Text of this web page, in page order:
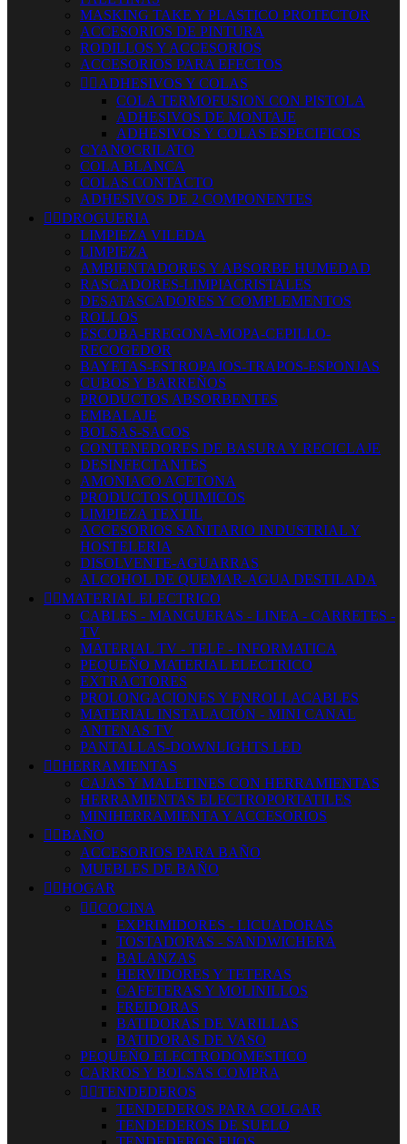
MASKING TAKE Y PLASTICO PROTECTOR
ACCESORIOS DE PINTURA
RODILLOS Y ACCESORIOS
ACCESORIOS PARA EFECTOS
 ADHESIVOS Y COLAS
COLA TERMOFUSION CON PISTOLA
ADHESIVOS DE MONTAJE
ADHESIVOS Y COLAS ESPECIFICOS
CYANOCRILATO
COLA BLANCA
COLAS CONTACTO
ADHESIVOS DE 2 COMPONENTES
 DROGUERIA
LIMPIEZA VILEDA
LIMPIEZA
AMBIENTADORES Y ABSORBE HUMEDAD
RASCADORES-LIMPIACRISTALES
DESATASCADORES Y COMPLEMENTOS
ROLLOS
ESCOBA-FREGONA-MOPA-CEPILLO-
RECOGEDOR
BAYETAS-ESTROPAJOS-TRAPOS-ESPONJAS
CUBOS Y BARREÑOS
PRODUCTOS ABSORBENTES
EMBALAJE
BOLSAS-SACOS
CONTENEDORES DE BASURA Y RECICLAJE
DESINFECTANTES
AMONIACO ACETONA
PRODUCTOS QUIMICOS
LIMPIEZA TEXTIL
ACCESORIOS SANITARIO INDUSTRIAL Y
HOSTELERIA
DISOLVENTE-AGUARRAS
ALCOHOL DE QUEMAR-AGUA DESTILADA
 MATERIAL ELECTRICO
CABLES - MANGUERAS - LINEA - CARRETES -
TV
MATERIAL TV - TELF - INFORMATICA
PEQUEÑO MATERIAL ELECTRICO
EXTRACTORES
PROLONGACIONES Y ENROLLACABLES
MATERIAL INSTALACIÓN - MINI CANAL
ANTENAS TV
PANTALLAS-DOWNLIGHTS LED
 HERRAMIENTAS
CAJAS Y MALETINES CON HERRAMIENTAS
HERRAMIENTAS ELECTROPORTATILES
MINIHERRAMIENTA Y ACCESORIOS
 BAÑO
ACCESORIOS PARA BAÑO
MUEBLES DE BAÑO
 HOGAR
 COCINA
EXPRIMIDORES - LICUADORAS
TOSTADORAS - SANDWICHERA
BALANZAS
HERVIDORES Y TETERAS
CAFETERAS Y MOLINILLOS
FREIDORAS
BATIDORAS DE VARILLAS
BATIDORAS DE VASO
PEQUEÑO ELECTRODOMESTICO
CARROS Y BOLSAS COMPRA
 TENDEDEROS
TENDEDEROS PARA COLGAR
TENDEDEROS DE SUELO